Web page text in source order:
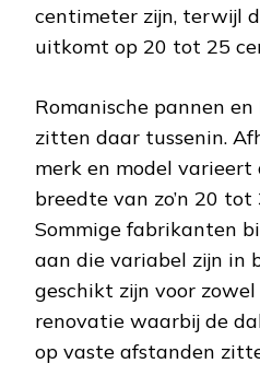
centimeter zijn, terwijl
uitkomt op 20 tot 25
Romanische pannen
zitten daar tussenin.
merk en model varieert
breedte van zo’n 20
Sommige fabrikanten
aan die variabel zijn in
geschikt zijn voor
renovatie waarbij de
op vaste afstanden